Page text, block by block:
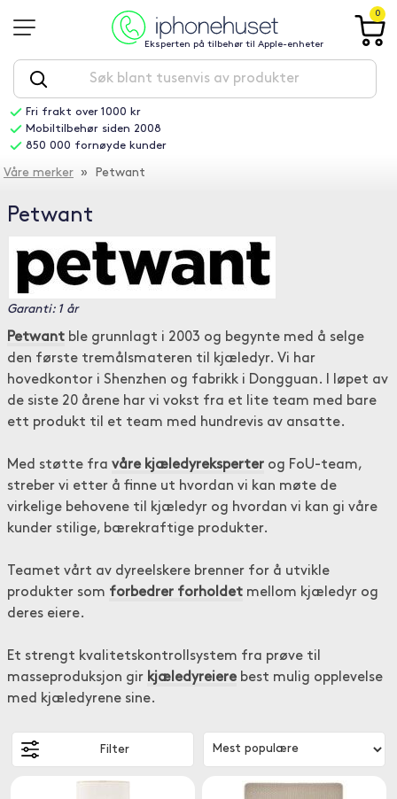
Eksperten på tilbehør til Apple-enheter
0
Fri frakt over 1000 kr
Mobiltilbehør siden 2008
850 000 fornøyde kunder
Våre merker » Petwant
Petwant
Garanti: 1 år
Petwant ble grunnlagt i 2003 og begynte med å selge
den første tremålsmateren til kjæledyr. Vi har
hovedkontor i Shenzhen og fabrikk i Dongguan. I løpet av
de siste 20 årene har vi vokst fra et lite team med bare
ett produkt til et team med hundrevis av ansatte.
Med støtte fra våre kjæledyreksperter og FoU-team,
streber vi etter å finne ut hvordan vi kan møte de
virkelige behovene til kjæledyr og hvordan vi kan gi våre
kunder stilige, bærekraftige produkter.
Teamet vårt av dyreelskere brenner for å utvikle
produkter som forbedrer forholdet mellom kjæledyr og
deres eiere.
Et strengt kvalitetskontrollsystem fra prøve til
masseproduksjon gir kjæledyreiere best mulig opplevelse
med kjæledyrene sine.
Filter